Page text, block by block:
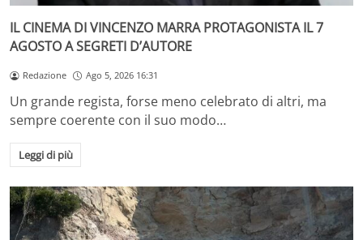
IL CINEMA DI VINCENZO MARRA PROTAGONISTA IL 7
AGOSTO A SEGRETI D’AUTORE
Redazione Ago 5, 2026 16:31
Un grande regista, forse meno celebrato di altri, ma
sempre coerente con il suo modo…
Leggi di più